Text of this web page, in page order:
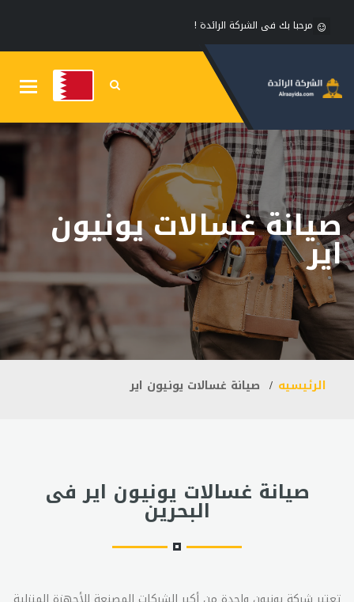
مرحبا بك فى الشركة الرائدة !
صيانة غسالات يونيون
اير
الرئيسيه صيانة غسالات يونيون اير
صيانة غسالات يونيون اير فى
البحرين